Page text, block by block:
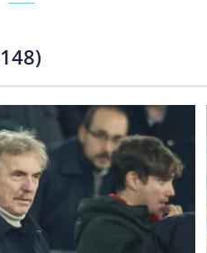
148)